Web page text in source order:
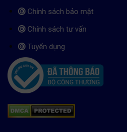
Chính sách bảo mật
Chính sách tư vấn
Tuyển dụng